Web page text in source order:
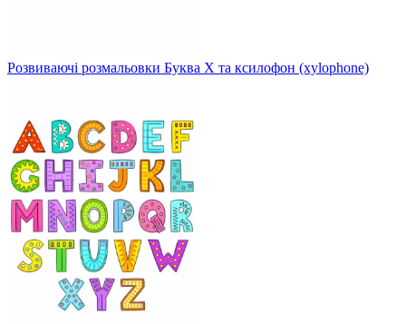
Розвиваючі розмальовки Буква X та ксилофон (xylophone)